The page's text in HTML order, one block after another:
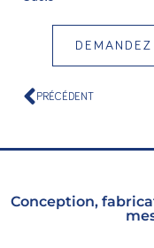
PRÉCÉDENT
Conception,